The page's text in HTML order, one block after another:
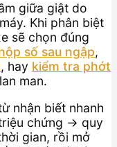
giữa giật do
Khi phân biệt
sẽ chọn đúng
số sau ngập,
, hay kiểm tra phớt
man.
nhận biết nhanh
chứng → quy
gian, rồi mở